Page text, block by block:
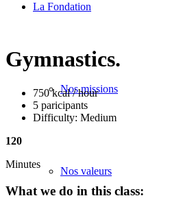
La Fondation
Nos missions
Nos valeurs
Gymnastics.
750 kcal / hour
5 paricipants
Difficulty: Medium
120
Minutes
What we do in this class: